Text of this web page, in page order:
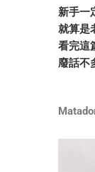
新手一
就算是
看完這
廢話不